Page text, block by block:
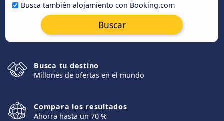
Busca también alojamiento con Booking.com
Buscar
Busca tu destino
Millones de ofertas en el mundo
Compara los resultados
Ahorra hasta un 70 %